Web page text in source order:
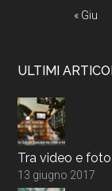
« Giu
ULTIMI
Tra video e
13 giugno 2017